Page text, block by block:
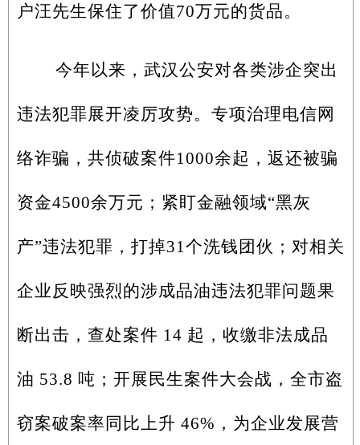
户汪先生保住了价值70万元的货品。
今年以来，武汉公安对各类涉企突出
违法犯罪展开凌厉攻势。专项治理电信网
络诈骗，共侦破案件1000余起，返还被骗
资金4500余万元；紧盯金融领域“黑灰
产”违法犯罪，打掉31个洗钱团伙；对相关
企业反映强烈的涉成品油违法犯罪问题果
断出击，查处案件 14 起，收缴非法成品
油 53.8 吨；开展民生案件大会战，全市盗
窃案破案率同比上升 46%，为企业发展营